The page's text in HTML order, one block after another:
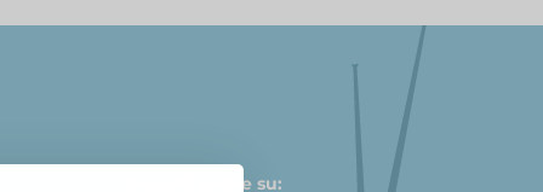
Seguici anche su: